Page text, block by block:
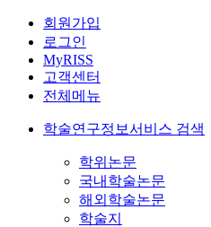
회원가입
로그인
MyRISS
고객센터
전체메뉴
학술연구정보서비스 검색
학위논문
국내학술논문
해외학술논문
학술지